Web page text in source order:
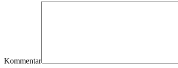
Kommentar